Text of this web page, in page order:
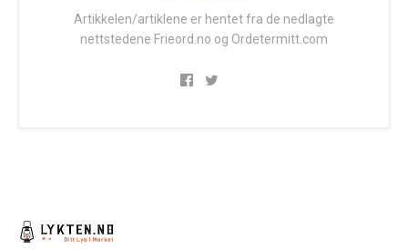
Artikkelen/artiklene er hentet fra de nedlagte
nettstedene Frieord.no og Ordetermitt.com